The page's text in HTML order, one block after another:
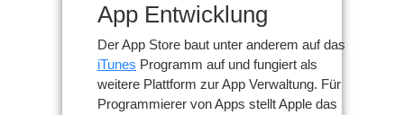
App Entwicklung
Der App Store baut unter anderem auf das
iTunes Programm auf und fungiert als
weitere Plattform zur App Verwaltung. Für
Programmierer von Apps stellt Apple das